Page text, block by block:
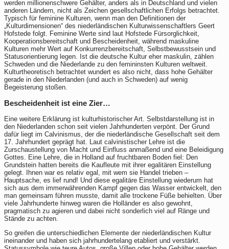
werden millionenschwere Gehälter, anders als in Deutschland und vielen
anderen Ländern, nicht als Zeichen gesellschaftlichen Erfolgs betrachtet.
Typisch für feminine Kulturen, wenn man den Definitionen der
„Kulturdimensionen“ des niederländischen Kulturwissenschaftlers Geert
Hofstede folgt. Feminine Werte sind laut Hofstede Fürsorglichkeit,
Kooperationsbereitschaft und Bescheidenheit, während maskuline
Kulturen mehr Wert auf Konkurrenzbereitschaft, Selbstbewusstsein und
Statusorientierung legen. Ist die deutsche Kultur eher maskulin, zählen
Schweden und die Niederlande zu den femininsten Kulturen weltweit.
Kulturtheoretisch betrachtet wundert es also nicht, dass hohe Gehälter
gerade in den Niederlanden (und auch in Schweden) auf wenig
Begeisterung stoßen.
Bescheidenheit ist eine Zier…
Eine weitere Erklärung ist kulturhistorischer Art. Selbstdarstellung ist in
den Niederlanden schon seit vielen Jahrhunderten verpönt. Der Grund
dafür liegt im Calvinismus, der die niederländische Gesellschaft seit dem
17. Jahrhundert geprägt hat. Laut calvinistischer Lehre ist die
Zurschaustellung von Macht und Einfluss anmaßend und eine Beleidigung
Gottes. Eine Lehre, die in Holland auf fruchtbaren Boden fiel: Den
Grundstein hatten bereits die Kaufleute mit ihrer egalitären Einstellung
gelegt. Ihnen war es relativ egal, mit wem sie Handel trieben –
Hauptsache, es lief rund! Und diese egalitäre Einstellung wiederum hat
sich aus dem immerwährenden Kampf gegen das Wasser entwickelt, den
man gemeinsam führen musste, damit alle trockene Füße behielten. Über
viele Jahrhunderte hinweg waren die Holländer es also gewohnt,
pragmatisch zu agieren und dabei nicht sonderlich viel auf Ränge und
Stände zu achten.
So greifen die unterschiedlichen Elemente der niederländischen Kultur
ineinander und haben sich jahrhundertelang etabliert und verstärkt.